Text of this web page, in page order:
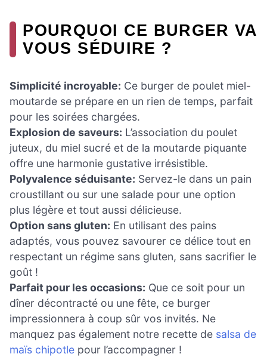
POURQUOI CE BURGER VA
VOUS SÉDUIRE ?
Simplicité incroyable: Ce burger de poulet miel-
moutarde se prépare en un rien de temps, parfait
pour les soirées chargées.
Explosion de saveurs: L’association du poulet
juteux, du miel sucré et de la moutarde piquante
offre une harmonie gustative irrésistible.
Polyvalence séduisante: Servez-le dans un pain
croustillant ou sur une salade pour une option
plus légère et tout aussi délicieuse.
Option sans gluten: En utilisant des pains
adaptés, vous pouvez savourer ce délice tout en
respectant un régime sans gluten, sans sacrifier le
goût !
Parfait pour les occasions: Que ce soit pour un
dîner décontracté ou une fête, ce burger
impressionnera à coup sûr vos invités. Ne
manquez pas également notre recette de salsa de
maïs chipotle pour l’accompagner !